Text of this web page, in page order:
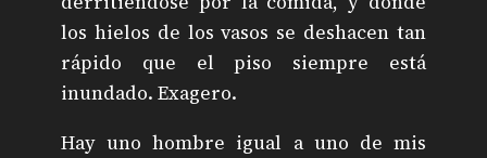
los hielos de los vasos se deshacen tan
rápido que el piso siempre está
inundado. Exagero.
Hay uno hombre igual a uno de mis